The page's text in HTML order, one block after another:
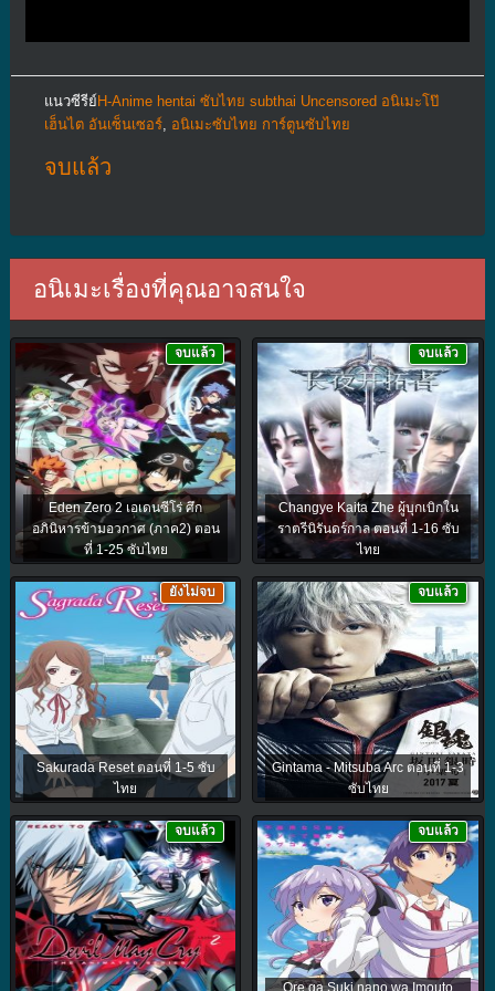
แนวซีรีย์H-Anime hentai ซับไทย subthai Uncensored อนิเมะโป๊
เฮ็นไต อันเซ็นเซอร์, อนิเมะซับไทย การ์ตูนซับไทย
จบแล้ว
อนิเมะเรื่องที่คุณอาจสนใจ
Eden Zero 2 เอเดนซีโร่ ศึก
อภินิหารข้ามอวกาศ (ภาค2) ตอน
ที่ 1-25 ซับไทย
จบแล้ว
Changye Kaita Zhe ผู้บุกเบิกใน
ราตรีนิรันดร์กาล ตอนที่ 1-16 ซับ
ไทย
จบแล้ว
Sakurada Reset ตอนที่ 1-5 ซับ
ไทย
ยังไม่จบ
Gintama - Mitsuba Arc ตอนที่ 1-3
ซับไทย
จบแล้ว
จบแล้ว
Ore ga Suki nano wa Imouto
จบแล้ว